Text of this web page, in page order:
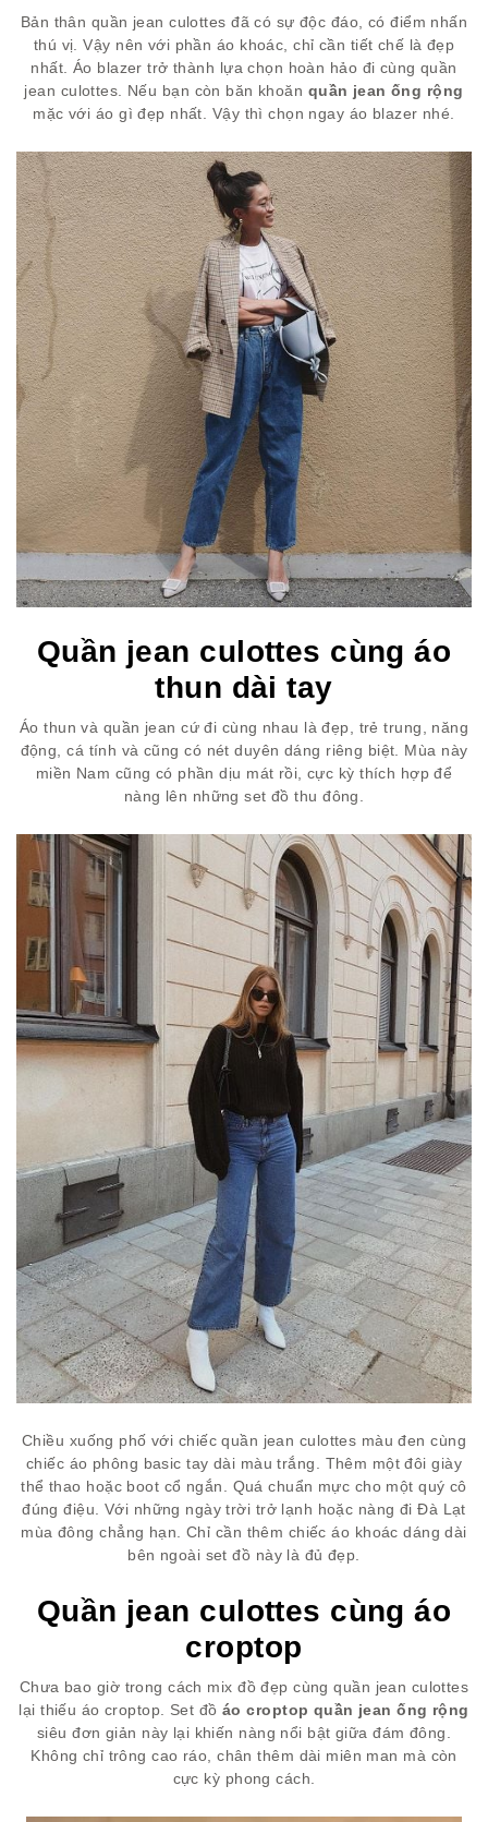
Bản thân quần jean culottes đã có sự độc đáo, có điểm nhấn
thú vị. Vậy nên với phần áo khoác, chỉ cần tiết chế là đẹp
nhất. Áo blazer trở thành lựa chọn hoàn hảo đi cùng quần
jean culottes. Nếu bạn còn băn khoăn quần jean ống rộng
mặc với áo gì đẹp nhất. Vậy thì chọn ngay áo blazer nhé.
Quần jean culottes cùng áo
thun dài tay
Áo thun và quần jean cứ đi cùng nhau là đẹp, trẻ trung, năng
động, cá tính và cũng có nét duyên dáng riêng biệt. Mùa này
miền Nam cũng có phần dịu mát rồi, cực kỳ thích hợp để
nàng lên những set đồ thu đông.
Chiều xuống phố với chiếc quần jean culottes màu đen cùng
chiếc áo phông basic tay dài màu trắng. Thêm một đôi giày
thể thao hoặc boot cổ ngắn. Quá chuẩn mực cho một quý cô
đúng điệu. Với những ngày trời trở lạnh hoặc nàng đi Đà Lạt
mùa đông chẳng hạn. Chỉ cần thêm chiếc áo khoác dáng dài
bên ngoài set đồ này là đủ đẹp.
Quần jean culottes cùng áo
croptop
Chưa bao giờ trong cách mix đồ đẹp cùng quần jean culottes
lại thiếu áo croptop. Set đồ áo croptop quần jean ống rộng
siêu đơn giản này lại khiến nàng nổi bật giữa đám đông.
Không chỉ trông cao ráo, chân thêm dài miên man mà còn
cực kỳ phong cách.